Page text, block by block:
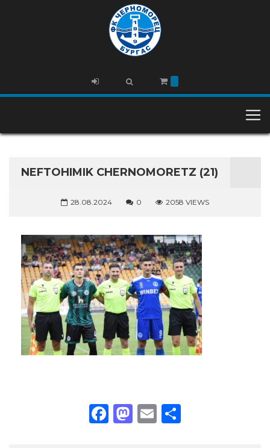
NEFTOHIMIK CHERNOMORETZ (21)
28.08.2024 0 2058 VIEWS
Facebook
Mastodon
Email